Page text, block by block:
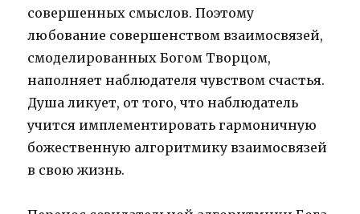
совершенных смыслов. Поэтому
любование совершенством взаимосвязей,
смоделированных Богом Творцом,
наполняет наблюдателя чувством счастья.
Душа ликует, от того, что наблюдатель
учится имплементировать гармоничную
божественную алгоритмику взаимосвязей
в свою жизнь.